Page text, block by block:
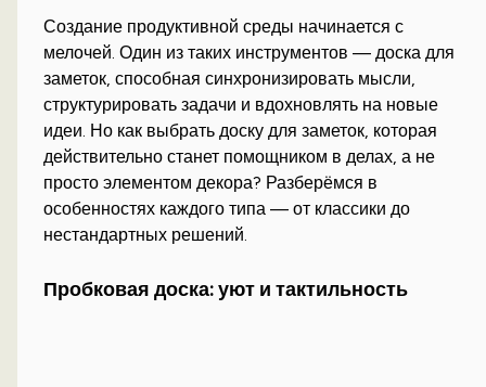
Создание продуктивной среды начинается с
мелочей. Один из таких инструментов — доска для
заметок, способная синхронизировать мысли,
структурировать задачи и вдохновлять на новые
идеи. Но как выбрать доску для заметок, которая
действительно станет помощником в делах, а не
просто элементом декора? Разберёмся в
особенностях каждого типа — от классики до
нестандартных решений.
Пробковая доска: уют и тактильность